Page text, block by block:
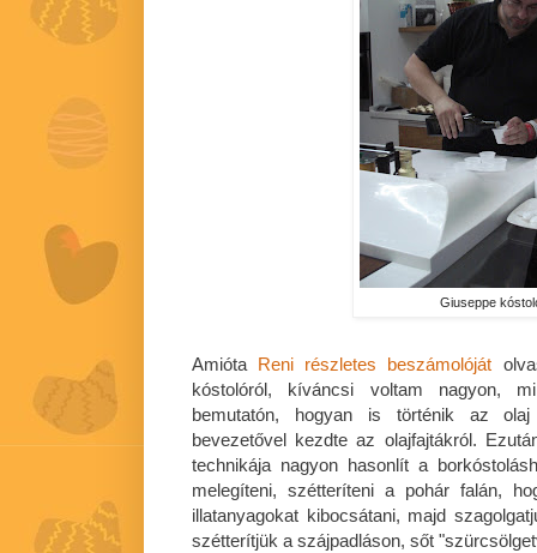
Giuseppe
Amióta Reni részletes beszámolóját
kóstolóról, kíváncsi voltam nagyon,
bemutatón, hogyan is történik az
bevezetővel kezdte az olajfajtákról.
technikája nagyon hasonlít a
melegíteni, szétteríteni a pohár falán,
illatanyagokat kibocsátani, majd
szétterítjük a szájpadláson, sőt